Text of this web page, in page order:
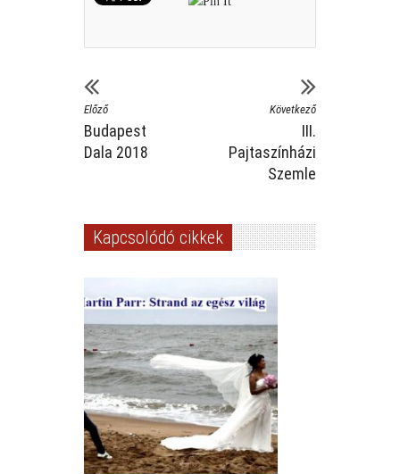
Előző
Budapest
Dala 2018
Következő
III.
Pajtaszínházi
Szemle
Kapcsolódó cikkek